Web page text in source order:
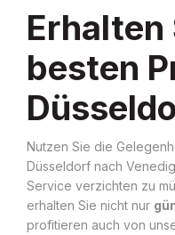
Erhalten
besten
Nutzen Sie die
Düsseldorf nach
Service verzichten zu
erhalten Sie nicht nur
profitieren auch von